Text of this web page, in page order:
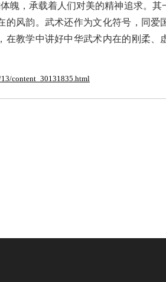
魄，承载着人们对美的精神追求。其
风韵。武术还作为文化符号，同爱
教学中讲好中华武术内在的刚柔、
content_30131835.html